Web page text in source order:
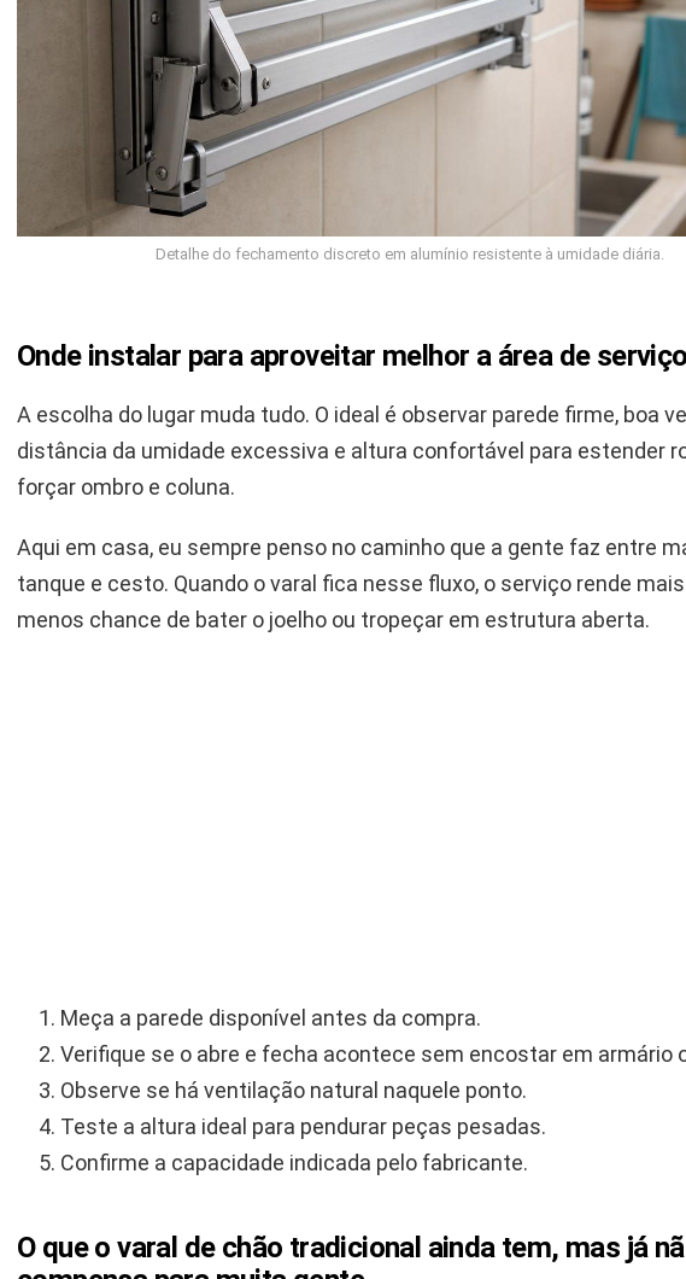
Detalhe do fechamento discreto em alumínio resistente à umidade diária.
Onde instalar para aproveitar melhor a área de
A escolha do lugar muda tudo. O ideal é observar parede firme, boa
distância da umidade excessiva e altura confortável para estender
forçar ombro e coluna.
Aqui em casa, eu sempre penso no caminho que a gente faz entre
tanque e cesto. Quando o varal fica nesse fluxo, o serviço rende
menos chance de bater o joelho ou tropeçar em estrutura aberta.
Meça a parede disponível antes da compra.
Verifique se o abre e fecha acontece sem encostar em armário
Observe se há ventilação natural naquele ponto.
Teste a altura ideal para pendurar peças pesadas.
Confirme a capacidade indicada pelo fabricante.
O que o varal de chão tradicional ainda tem, mas já